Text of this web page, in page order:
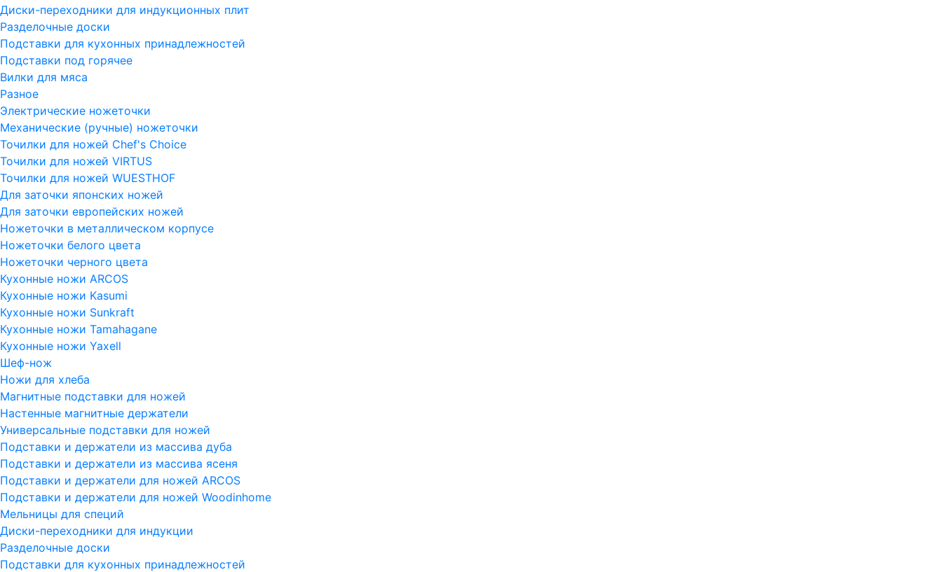
Диски-переходники для индукционных плит
Разделочные доски
Подставки для кухонных принадлежностей
Подставки под горячее
Вилки для мяса
Разное
Электрические ножеточки
Механические (ручные) ножеточки
Точилки для ножей Chef's Choice
Точилки для ножей VIRTUS
Точилки для ножей WUESTHOF
Для заточки японских ножей
Для заточки европейских ножей
Ножеточки в металлическом корпусе
Ножеточки белого цвета
Ножеточки черного цвета
Кухонные ножи ARCOS
Кухонные ножи Kasumi
Кухонные ножи Sunkraft
Кухонные ножи Tamahagane
Кухонные ножи Yaxell
Шеф-нож
Ножи для хлеба
Магнитные подставки для ножей
Настенные магнитные держатели
Универсальные подставки для ножей
Подставки и держатели из массива дуба
Подставки и держатели из массива ясеня
Подставки и держатели для ножей ARCOS
Подставки и держатели для ножей Woodinhome
Мельницы для специй
Диски-переходники для индукции
Разделочные доски
Подставки для кухонных принадлежностей